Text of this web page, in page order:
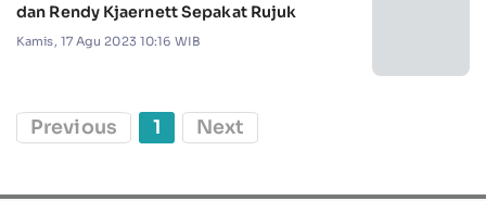
dan Rendy Kjaernett Sepakat Rujuk
Kamis, 17 Agu 2023 10:16 WIB
Previous 1 Next